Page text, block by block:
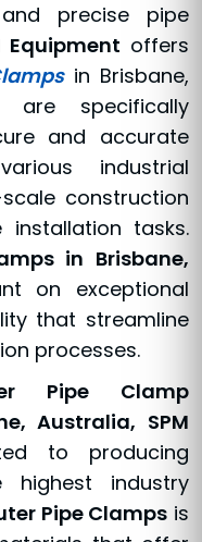
precise pipe
Equipment offers
in Brisbane,
are specifically
and accurate
industrial
construction
tasks.
in Brisbane,
on exceptional
that streamline
processes.
Pipe Clamp
Australia, SPM
to producing
industry
Pipe Clamps is